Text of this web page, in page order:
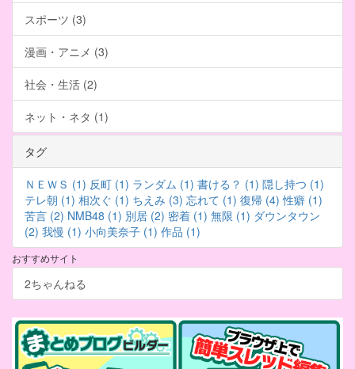
スポーツ (3)
漫画・アニメ (3)
社会・生活 (2)
ネット・ネタ (1)
タグ
ＮＥＷＳ (1) 反町 (1) ランダム (1) 書ける？ (1) 隠し持つ (1)
テレ朝 (1) 相次ぐ (1) ちえみ (3) 忘れて (1) 復帰 (4) 性癖 (1)
苦言 (2) NMB48 (1) 別居 (2) 密着 (1) 無限 (1) ダウンタウン
(2) 我慢 (1) 小向美奈子 (1) 作品 (1)
おすすめサイト
2ちゃんねる